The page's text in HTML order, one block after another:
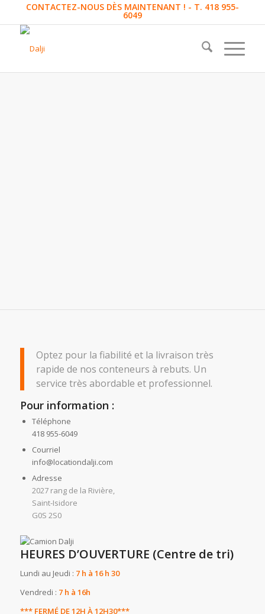
CONTACTEZ-NOUS DÈS MAINTENANT ! - T. 418 955-
6049
Optez pour la fiabilité et la livraison très
rapide de nos conteneurs à rebuts. Un
service très abordable et professionnel.
Pour information :
Téléphone
418 955-6049
Courriel
info@locationdalji.com
Adresse
2027 rang de la Rivière,
Saint-Isidore
G0S 2S0
HEURES D’OUVERTURE (Centre de tri)
Lundi au Jeudi : 7 h à 16 h 30
Vendredi : 7 h à 16h
*** FERMÉ DE 12H À 12H30***